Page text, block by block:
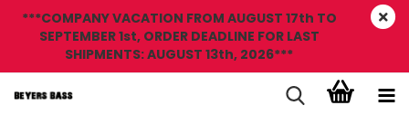
***COMPANY VACATION FROM AUGUST 17th TO
SEPTEMBER 1st, ORDER DEADLINE FOR LAST
SHIPMENTS: AUGUST 13th, 2026***